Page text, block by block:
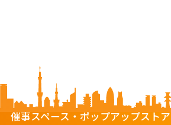
催事スペース・ポップアップスト